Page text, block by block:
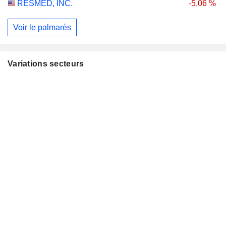
RESMED, INC. -5,06 %
Voir le palmarès
Variations secteurs